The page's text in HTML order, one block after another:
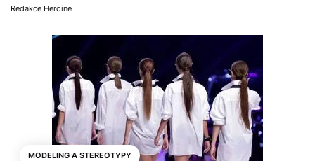
Redakce Heroine
MODELING A STEREOTYPY